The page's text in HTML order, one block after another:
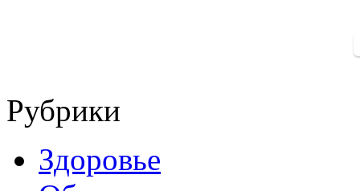
Рубрики
Здоровье